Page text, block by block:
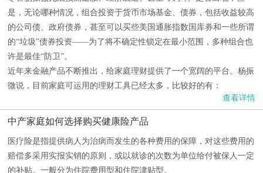
是，无论哪种情况，组合投资于货币市场基金、债券，包括收益较高
的公司债、政府债券，甚至可以买些美国通胀指数国库券和一些所谓
的“垃圾”债券投资——为了将不确定性锁定在最小范围，多种组合也
许是最佳“防卫”。
近年来金融产品不断推出，给家庭理财提供了一个宽阔的平台。杨振
微说，目前家庭可运用的理财工具已经太多，比较好的有：
查看详情
中产家庭如何选择购买健康险产品
医疗险是指提供病人为治病而发生的各种费用的保障，对这些费用的
赔偿多采用实报实销的原则，或以就诊的次数为单位给付被保人一定
的补贴。一般分为住院费用型和住院津贴型。